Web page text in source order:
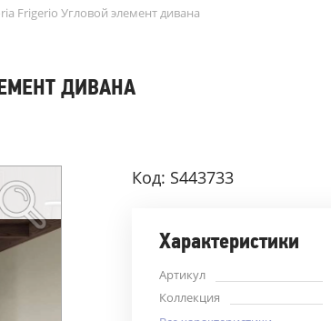
Frigerio Угловой элемент дивана
ДИВАНА
Код: S443733
Характеристики
Артикул
Коллекция